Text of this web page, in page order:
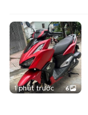
1 phút trước 6